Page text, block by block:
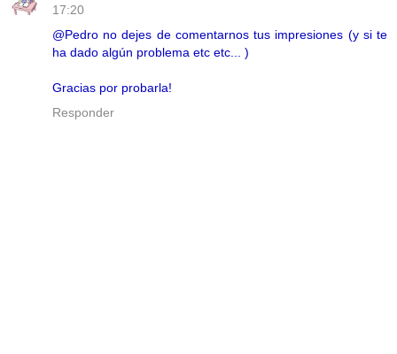
17:20
@Pedro no dejes de comentarnos tus impresiones (y si te
ha dado algún problema etc etc... )
Gracias por probarla!
Responder